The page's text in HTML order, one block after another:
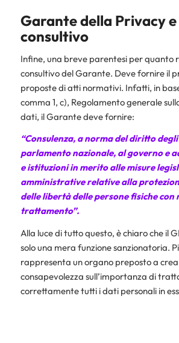
Garante della Privacy
consultivo
Infine, una breve parentesi per quanto
consultivo del Garante. Deve fornire il
proposte di atti normativi. Infatti, in
comma 1, c), Regolamento generale
dati, il Garante deve fornire:
“Consulenza, a norma del diritto
parlamento nazionale, al governo e
e istituzioni in merito alle misure
amministrative relative alla
delle libertà delle persone fisiche con
trattamento”.
Alla luce di tutto questo, è chiaro che il
solo una mera funzione sanzionatoria.
rappresenta un organo preposto a
consapevolezza sull’importanza di
correttamente tutti i dati personali in